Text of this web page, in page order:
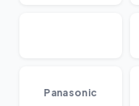
Panasonic